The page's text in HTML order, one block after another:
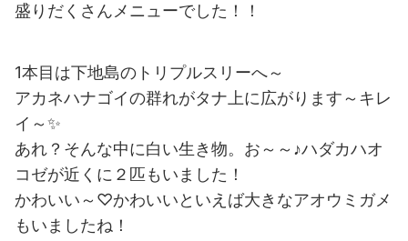
盛りだくさんメニューでした！！
1本目は下地島のトリプルスリーへ～
アカネハナゴイの群れがタナ上に広がります～キレ
イ～✨
あれ？そんな中に白い生き物。お～～♪ハダカハオ
コゼが近くに２匹もいました！
かわいい～♡かわいいといえば大きなアオウミガメ
もいましたね！